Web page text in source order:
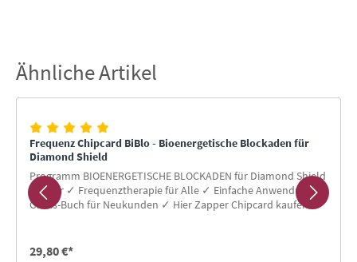
Produktgalerie überspringen
Ähnliche Artikel
Frequenz Chipcard BiBlo - Bioenergetische Blockaden für
Diamond Shield
Programm BIOENERGETISCHE BLOCKADEN für Diamond Shield
Zapper ✓ Frequenztherapie für Alle ✓ Einfache Anwendung ✓
Gratis-Buch für Neukunden ✓ Hier Zapper Chipcard kaufen!
29,80 €*